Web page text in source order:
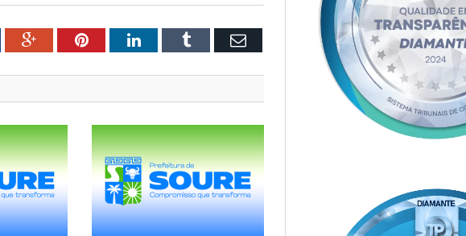
Google+PinterestLinkedInTumblr Email